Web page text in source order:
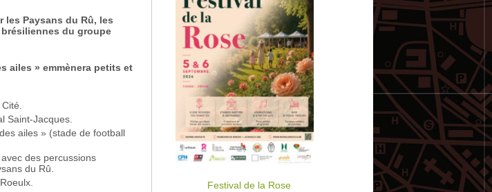
les Paysans du Rû, les
du groupe
ailes » emmènera petits et
Saint-Jacques.
ailes » (stade de football
des percussions
du Rû.
Festival de la Rose